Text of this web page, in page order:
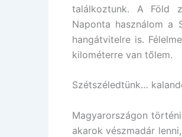
találkoztunk. A Föld
Naponta használom a
hangátvitelre is.
kilométerre van tőlem.
Szétszéledtünk…
Magyarországon
akarok vészmadár